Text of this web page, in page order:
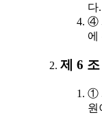
다.
④
에
제 6
①
원